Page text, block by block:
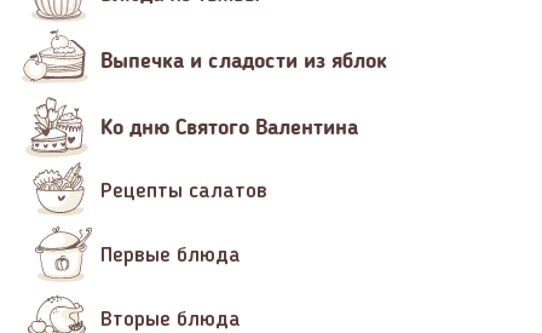
Выпечка и сладости из яблок
Ко дню Святого Валентина
Рецепты салатов
Первые блюда
Вторые блюда